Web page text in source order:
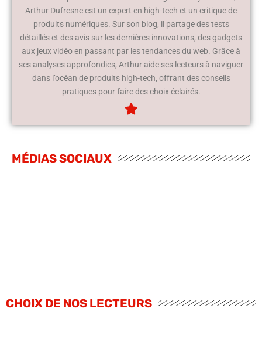
Arthur Dufresne est un expert en high-tech et un critique de
produits numériques. Sur son blog, il partage des tests
détaillés et des avis sur les dernières innovations, des gadgets
aux jeux vidéo en passant par les tendances du web. Grâce à
ses analyses approfondies, Arthur aide ses lecteurs à naviguer
dans l’océan de produits high-tech, offrant des conseils
pratiques pour faire des choix éclairés.
MÉDIAS SOCIAUX
CHOIX DE NOS LECTEURS